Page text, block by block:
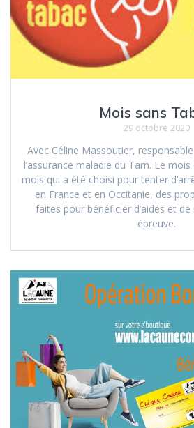
Mois sans
29 octobre 2020
Avec Céline Massoutier,
l’assurance maladie du Tarn. Le
mois qui a été choisi pour tenter
en France et en Occitanie, des
faites pour bénéficier d’aides et
épreuve.